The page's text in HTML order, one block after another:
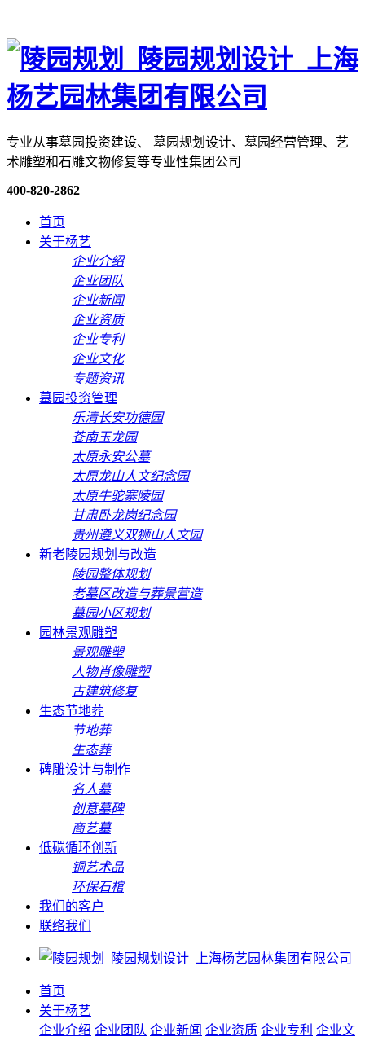
专业从事墓园投资建设、 墓园规划设计、墓园经营管理、艺
术雕塑和石雕文物修复等专业性集团公司
400-820-2862
首页
关于杨艺
企业介绍
企业团队
企业新闻
企业资质
企业专利
企业文化
专题资讯
墓园投资管理
乐清长安功德园
苍南玉龙园
太原永安公墓
太原龙山人文纪念园
太原牛驼寨陵园
甘肃卧龙岗纪念园
贵州遵义双狮山人文园
新老陵园规划与改造
陵园整体规划
老墓区改造与葬景营造
墓园小区规划
园林景观雕塑
景观雕塑
人物肖像雕塑
古建筑修复
生态节地葬
节地葬
生态葬
碑雕设计与制作
名人墓
创意墓碑
商艺墓
低碳循环创新
铜艺术品
环保石棺
我们的客户
联络我们
首页
关于杨艺
企业介绍 企业团队 企业新闻 企业资质 企业专利 企业文